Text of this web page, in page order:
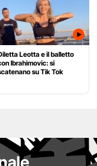
Leotta e il balletto
Ibrahimovic: si
su Tik Tok